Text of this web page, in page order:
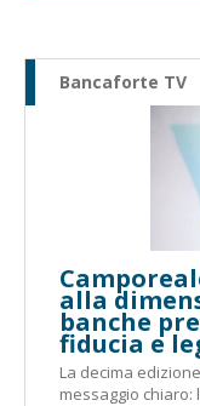
Bancaforte TV
alla
banche
fiducia e
La decima
messaggio chiaro: